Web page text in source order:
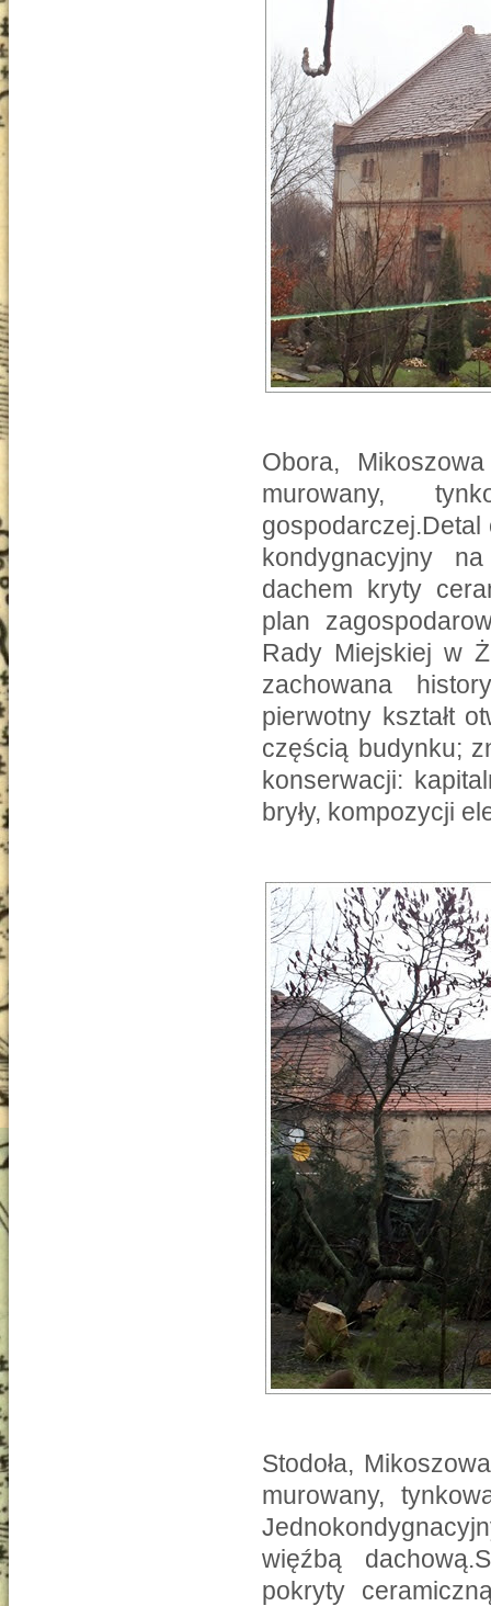
Obora,
murowany,
kondygnacyjny
dachem kryty
plan
Rady Miejskiej w
zachowana
pierwotny kształt
częścią budynku;
konserwacji:
bryły, kompozycji
Stodoła,
murowany,
więźbą
pokryty